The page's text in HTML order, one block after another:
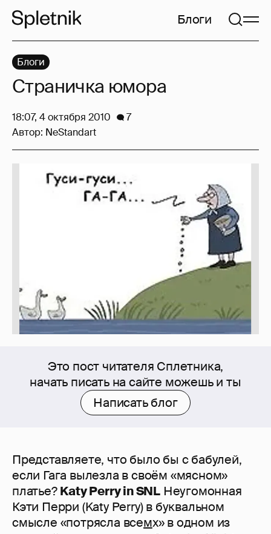
Блоги
Это пост читателя Сплетника,
начать писать на сайте можешь и ты
Написать блог
Представляете, что было бы с бабулей,
если Гага вылезла в своём «мясном»
платье?Katy Perry in SNL Неугомонная
Кэти Перри (Katy Perry) в буквальном
смысле «потрясла всемх» в одном из
Блоги
Страничка юмора
18:07, 4 октября 2010
7
Автор: NeStandart